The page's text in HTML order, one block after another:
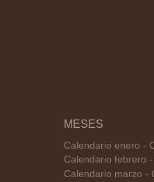
MESES
Calendario enero -
Calendario febrero
Calendario marzo -